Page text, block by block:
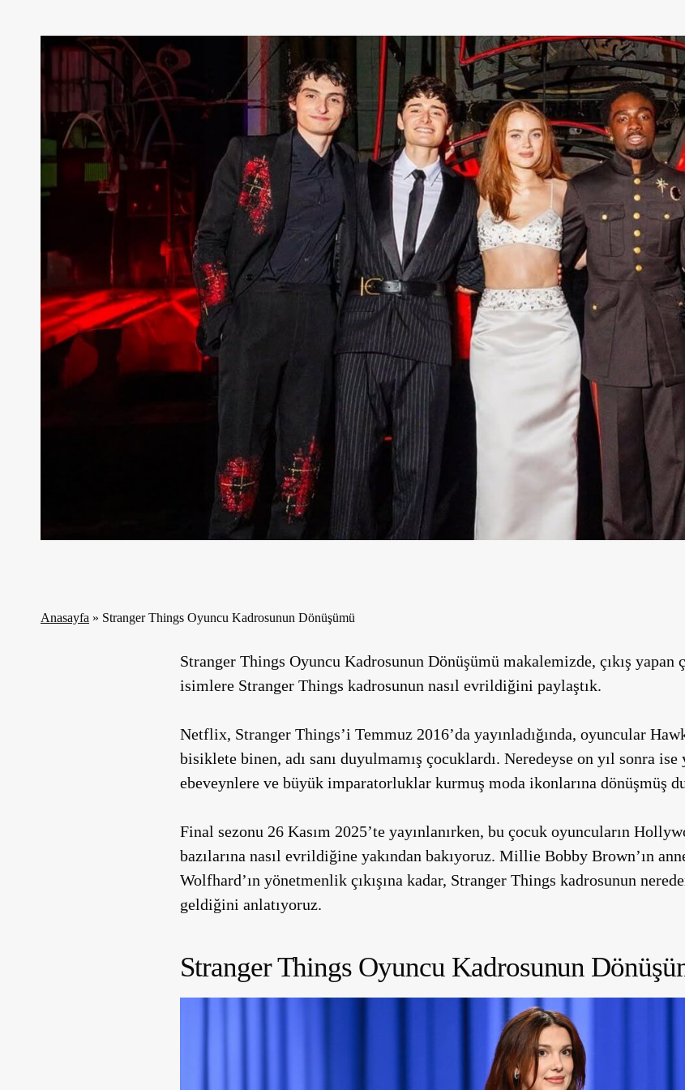
Anasayfa » Stranger Things Oyuncu Kadrosunun Dönüşümü
Stranger Things Oyuncu Kadrosunun Dönüşümü makalemizde, çıkış yapan
isimlere Stranger Things kadrosunun nasıl evrildiğini paylaştık.
Netflix, Stranger Things’i Temmuz 2016’da yayınladığında, oyuncular
bisiklete binen, adı sanı duyulmamış çocuklardı. Neredeyse on yıl sonra ise
ebeveynlere ve büyük imparatorluklar kurmuş moda ikonlarına dönüşmüş
Final sezonu 26 Kasım 2025’te yayınlanırken, bu çocuk oyuncuların
bazılarına nasıl evrildiğine yakından bakıyoruz. Millie Bobby Brown’ın
Wolfhard’ın yönetmenlik çıkışına kadar, Stranger Things kadrosunun
geldiğini anlatıyoruz.
Stranger Things Oyuncu Kadrosunun